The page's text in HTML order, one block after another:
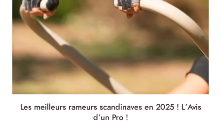
Les meilleurs rameurs scandinaves en 2025 ! L’Avis
d’un Pro !